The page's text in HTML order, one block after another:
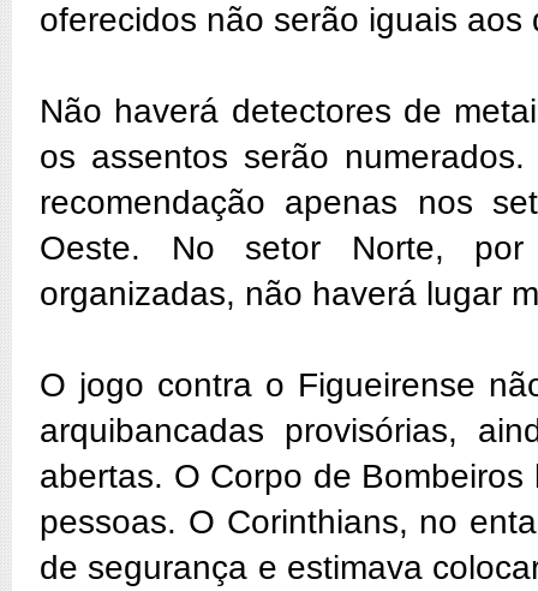
oferecidos não serão iguais aos
Não haverá detectores de
os assentos serão
recomendação apenas nos
Oeste. No setor Norte,
organizadas, não haverá lugar
O jogo contra o Figueirense
arquibancadas provisórias,
abertas. O Corpo de
pessoas. O Corinthians, no
de segurança e estimava